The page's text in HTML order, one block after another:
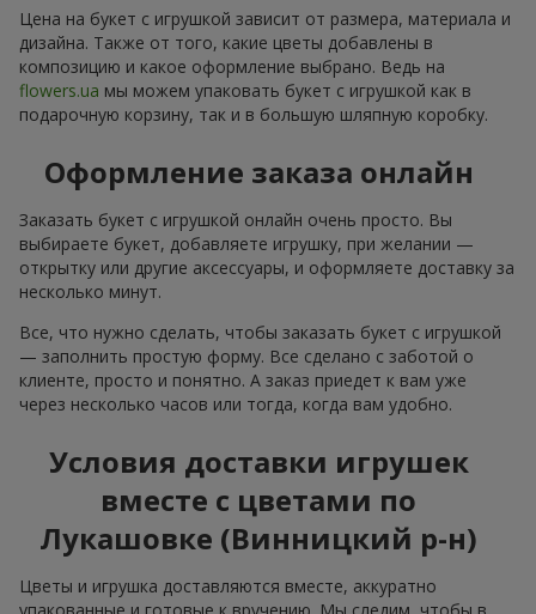
Цена на букет с игрушкой зависит от размера, материала и
дизайна. Также от того, какие цветы добавлены в
композицию и какое оформление выбрано. Ведь на
flowers.ua мы можем упаковать букет с игрушкой как в
подарочную корзину, так и в большую шляпную коробку.
Оформление заказа онлайн
Заказать букет с игрушкой онлайн очень просто. Вы
выбираете букет, добавляете игрушку, при желании —
открытку или другие аксессуары, и оформляете доставку за
несколько минут.
Все, что нужно сделать, чтобы заказать букет с игрушкой
— заполнить простую форму. Все сделано с заботой о
клиенте, просто и понятно. А заказ приедет к вам уже
через несколько часов или тогда, когда вам удобно.
Условия доставки игрушек
вместе с цветами по
Лукашовке (Винницкий р-н)
Цветы и игрушка доставляются вместе, аккуратно
упакованные и готовые к вручению. Мы следим, чтобы в